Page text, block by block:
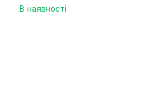
В наявності